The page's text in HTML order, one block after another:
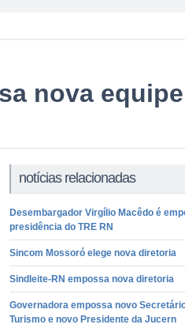
nova equipe
notícias relacionadas
Desembargador Virgílio Macêdo é
presidência do TRE RN
Sincom Mossoró elege nova diretoria
Sindleite-RN empossa nova diretoria
Governadora empossa novo
Turismo e novo Presidente da Jucern